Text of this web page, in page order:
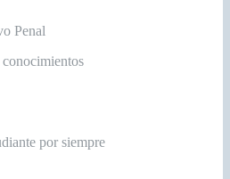
Penal
conocimientos
por siempre